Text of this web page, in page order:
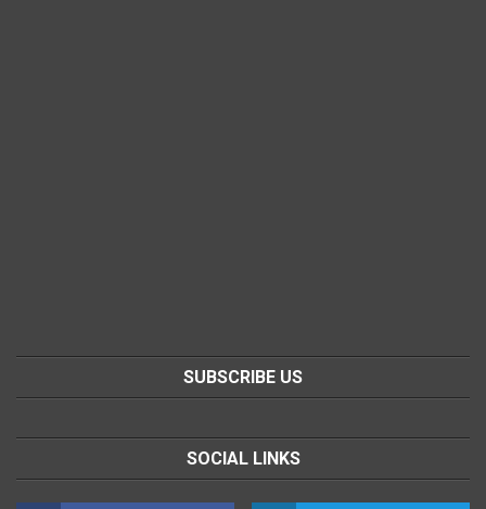
SUBSCRIBE US
SOCIAL LINKS